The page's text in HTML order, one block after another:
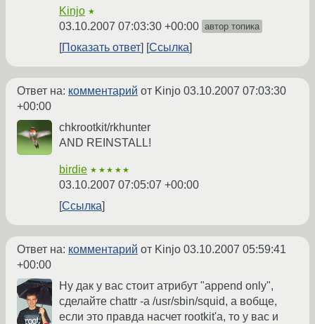
Kinjo ★
03.10.2007 07:03:30 +00:00 автор топика
Показать ответ Ссылка
Ответ на: комментарий от Kinjo 03.10.2007 07:03:30
+00:00
chkrootkit/rkhunter
AND REINSTALL!
birdie ★★★★★
03.10.2007 07:05:07 +00:00
Ссылка
Ответ на: комментарий от Kinjo 03.10.2007 05:59:41
+00:00
Ну дак у вас стоит атрибут "append only",
сделайте chattr -a /usr/sbin/squid, а вобще,
если это правда насчет rootkit'а, то у вас и